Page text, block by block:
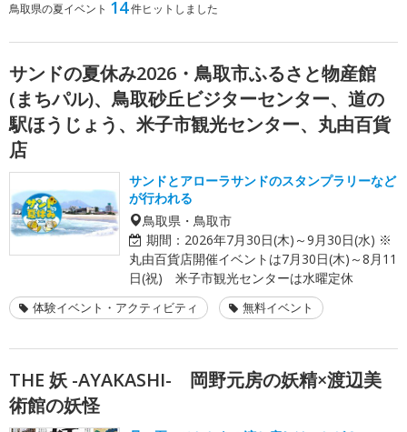
鳥取県の夏イベント 14件ヒットしました
サンドの夏休み2026・鳥取市ふるさと物産館
(まちパル)、鳥取砂丘ビジターセンター、道の
駅ほうじょう、米子市観光センター、丸由百貨
店
サンドとアローラサンドのスタンプラリーなど
が行われる
鳥取県・鳥取市
期間： 2026年7月30日(木)～9月30日(水) ※
丸由百貨店開催イベントは7月30日(木)～8月11
日(祝) 米子市観光センターは水曜定休
体験イベント・アクティビティ 無料イベント
THE 妖 -AYAKASHI- 岡野元房の妖精×渡辺美
術館の妖怪